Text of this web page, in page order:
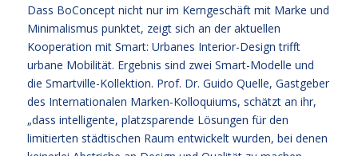
Dass BoConcept nicht nur im Kerngeschäft mit Marke und
Minimalismus punktet, zeigt sich an der aktuellen
Kooperation mit Smart: Urbanes Interior-Design trifft
urbane Mobilität. Ergebnis sind zwei Smart-Modelle und
die Smartville-Kollektion. Prof. Dr. Guido Quelle, Gastgeber
des Internationalen Marken-Kolloquiums, schätzt an ihr,
„dass intelligente, platzsparende Lösungen für den
limitierten städtischen Raum entwickelt wurden, bei denen